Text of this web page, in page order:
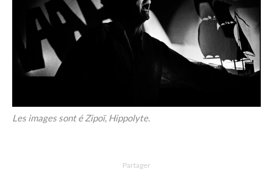
Les images sont é Zipoï, Hippolyte.
Partager